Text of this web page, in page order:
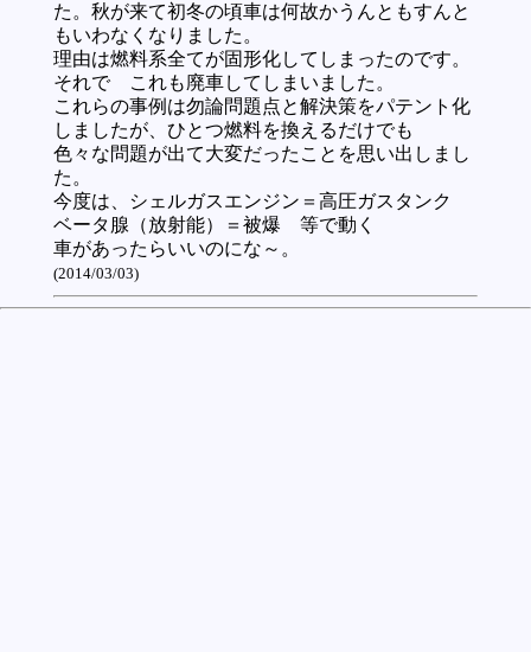
た。秋が来て初冬の頃車は何故かうんともすんと
もいわなくなりました。
理由は燃料系全てが固形化してしまったのです。
それで これも廃車してしまいました。
これらの事例は勿論問題点と解決策をパテント化
しましたが、ひとつ燃料を換えるだけでも
色々な問題が出て大変だったことを思い出しまし
た。
今度は、シェルガスエンジン＝高圧ガスタンク
ベータ腺（放射能）＝被爆 等で動く
車があったらいいのにな～。
(2014/03/03)